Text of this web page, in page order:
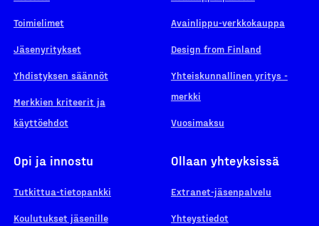
Toimielimet
Jäsenyritykset
Yhdistyksen säännöt
Merkkien kriteerit ja
käyttöehdot
Avainlippu-verkkokauppa
Design from Finland
Yhteiskunnallinen yritys -
merkki
Vuosimaksu
Opi ja innostu
Tutkittua-tietopankki
Koulutukset jäsenille
Ollaan yhteyksissä
Extranet-jäsenpalvelu
Yhteystiedot